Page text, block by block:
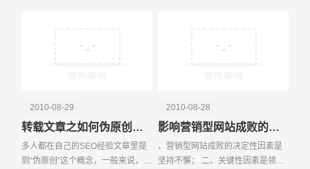
2010-08-28
影响营销型网站成败的三项主要因素
、营销型网站成败的决定性因素是
坚持不懈； 二、关键性因素是领导
2010-08-29
转载文章之如何伪原创处理？
多人都在自己的SEO经验文章里提
到“伪原创”这个概念，一般来说，无